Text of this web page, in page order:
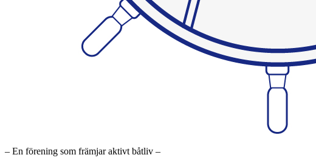
– En förening som främjar aktivt båtliv –